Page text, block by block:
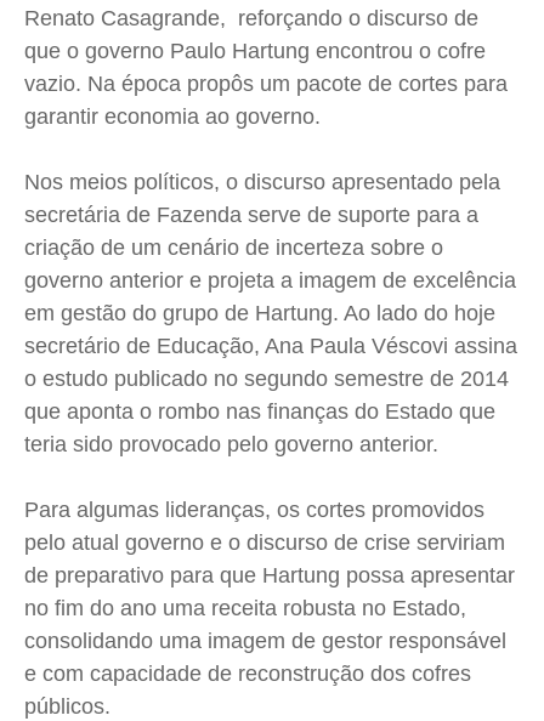
Privacidade
Privacidade
Privacidade
Privacidade
Renato Casagrande, reforçando o discurso de
que o governo Paulo Hartung encontrou o cofre
vazio. Na época propôs um pacote de cortes para
garantir economia ao governo.
Nos meios políticos, o discurso apresentado pela
secretária de Fazenda serve de suporte para a
criação de um cenário de incerteza sobre o
governo anterior e projeta a imagem de excelência
em gestão do grupo de Hartung. Ao lado do hoje
secretário de Educação, Ana Paula Véscovi assina
o estudo publicado no segundo semestre de 2014
que aponta o rombo nas finanças do Estado que
teria sido provocado pelo governo anterior.
Para algumas lideranças, os cortes promovidos
pelo atual governo e o discurso de crise serviriam
de preparativo para que Hartung possa apresentar
no fim do ano uma receita robusta no Estado,
consolidando uma imagem de gestor responsável
e com capacidade de reconstrução dos cofres
públicos.